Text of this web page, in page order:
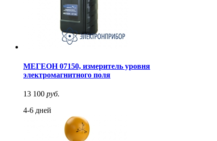
МЕГЕОН 07150, измеритель уровня
электромагнитного поля
13 100 руб.
4-6 дней